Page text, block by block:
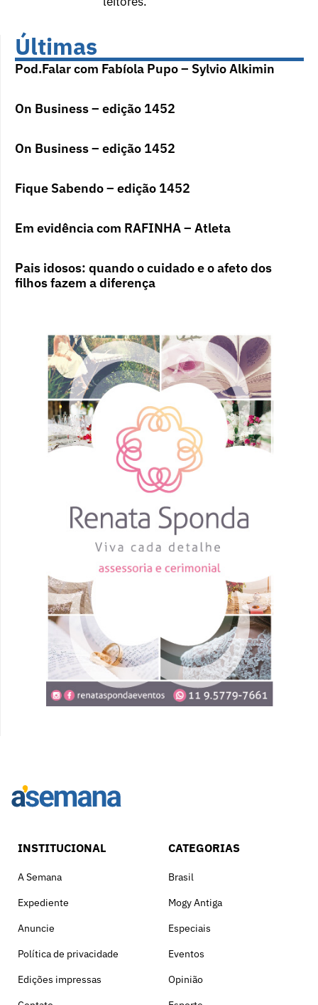
Últimas
Pod.Falar com Fabíola Pupo – Sylvio Alkimin
On Business – edição 1452
On Business – edição 1452
Fique Sabendo – edição 1452
Em evidência com RAFINHA – Atleta
Pais idosos: quando o cuidado e o afeto dos
filhos fazem a diferença
INSTITUCIONAL
A Semana
Expediente
Anuncie
Política de privacidade
Edições impressas
CATEGORIAS
Brasil
Mogy Antiga
Especiais
Eventos
Opinião